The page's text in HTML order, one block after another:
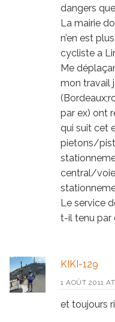
dangers
La mairie
n’en est
cycliste a
Me
mon travail
par ex) ont
qui suit cet
pietons/
central/
Le service
t-il tenu par
KIKI-129
1 AOÛT 2011
et toujours